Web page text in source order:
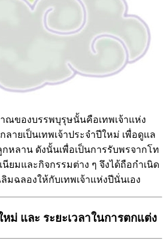
ของบรรพบุรุษนั้นคือเทพเจ้าแห่ง
ายเป็นเทพเจ้าประจำปีใหม่ เพื่อดูแล
กหลาน ดังนั้นเพื่อเป็นการรับพรจากโท
ยมและกิจกรรมต่าง ๆ จึงได้ถือกำเนิด
มฉลองให้กับเทพเจ้าแห่งปีนั่นเอง
ม่ และ ระยะเวลาในการตกแต่ง